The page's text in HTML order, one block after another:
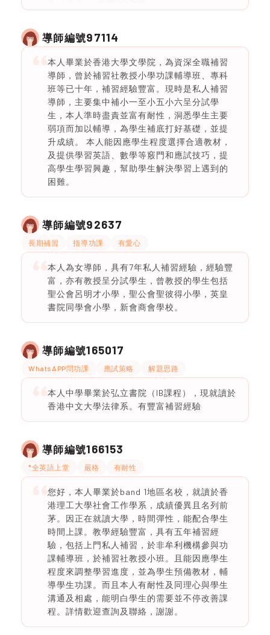
導師編號97114
本人畢業於香港大學文學院，為資深全職補習
導師，曾於補習社教授小學功課輔導班、專科
班等已十年，補習經驗豐富。現時是私人補習
導師，主要集中補小一至小五小六呈分試學
生，本人準時盡責並富有耐性，洞悉學生主要
弱項而加以輔導，為學生補底打好基礎，並提
升成績。 本人能因應學生程度選擇合適教材，
及提供學習英語、數學等竅門和應試技巧，提
高學生學習興趣，幫助學生解決學習上遇到的
困難。
導師編號92637
長期補習 指導功課 有愛心
本人為女導師，具有7年私人補習經驗，經驗豐
富，亦有教授呈分試學生，曾教授的學生包括
聖公會呂明才小學，聖公會聖彼得小學，英皇
書院同學會小學，新會商會學校。
導師編號165017
WhatsAPP問功課 應試策略 解題思路
本人中學畢業於弘立書院（IB課程），現就讀於
香港中文大學法律系。有豐富補習經驗
導師編號166153
*全英語上堂 嚴格 有耐性
您好，本人畢業於band 1地區名校，就讀於香
港理工大學社會工作學系，成績優異且名列前
茅。因正在就讀大學，時間彈性，能配合學生
時間上課。教學經驗豐富，具有五年補習經
驗，包括上門私人補習，於非牟利機構參與功
課輔導班，於補習社教授小班。且能因應學生
程度來調整學習進度，並為學生預備教材，輔
導學生功課。而且本人有耐性及同理心與學生
溝通及相處，能明白學生的需要並不停改善課
程。詳情歡迎查詢及聯絡，謝謝。